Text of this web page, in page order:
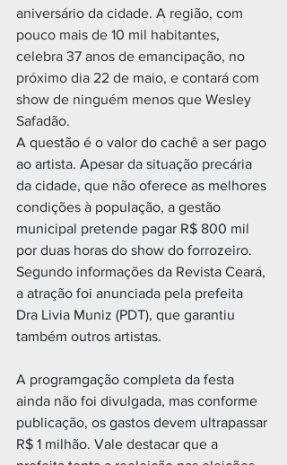
aniversário da cidade. A região, com
pouco mais de 10 mil habitantes,
celebra 37 anos de emancipação, no
próximo dia 22 de maio, e contará com
show de ninguém menos que Wesley
Safadão.
A questão é o valor do cachê a ser pago
ao artista. Apesar da situação precária
da cidade, que não oferece as melhores
condições à população, a gestão
municipal pretende pagar R$ 800 mil
por duas horas do show do forrozeiro.
Segundo informações da Revista Ceará,
a atração foi anunciada pela prefeita
Dra Livia Muniz (PDT), que garantiu
também outros artistas.
A programgação completa da festa
ainda não foi divulgada, mas conforme
publicação, os gastos devem ultrapassar
R$ 1 milhão. Vale destacar que a